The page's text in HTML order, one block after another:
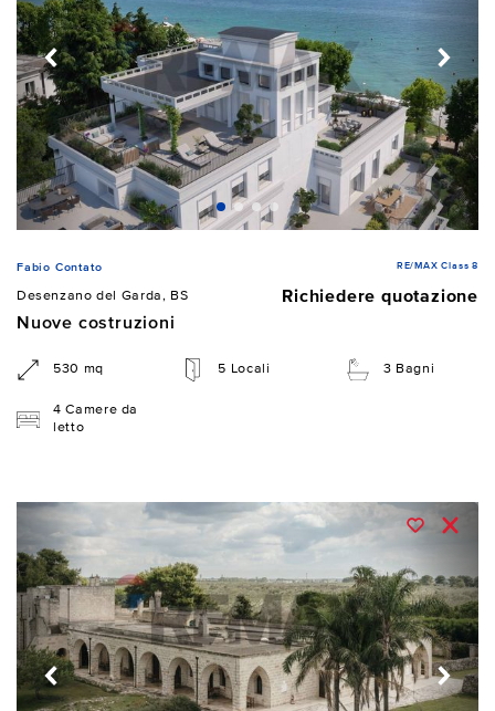
Fabio Contato RE/MAX Class 8
Desenzano del Garda, BS
Richiedere quotazione
Nuove costruzioni
530 mq 5 Locali 3 Bagni
4 Camere da
letto